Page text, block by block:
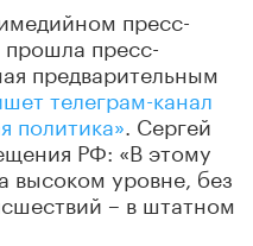
пресс-
прошла пресс-
предварительным
телеграм-канал
политика» . Сергей
РФ: «В этому
высоком уровне, без
– в штатном